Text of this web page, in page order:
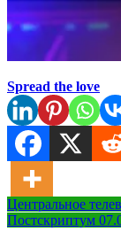
Spread the love
Навигация
по
Центральное
Постскриптум